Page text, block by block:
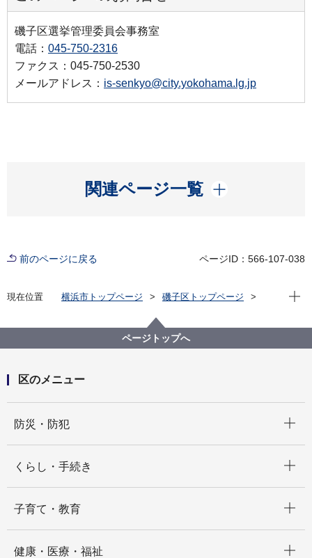
磯子区選挙管理委員会事務室
電話： 045-750-2316
ファクス：045-750-2530
メールアドレス： is-senkyo@city.yokohama.lg.jp
関連ページ一覧
開く
前のページに戻る ページID：566-107-038
現在位置 横浜市トップページ
磯子区トップページ
横浜市磯子区選挙管理委員会 会議録要旨
現在
ページトップへ
区のメニュー
防災・防犯
くらし・手続き
子育て・教育
健康・医療・福祉